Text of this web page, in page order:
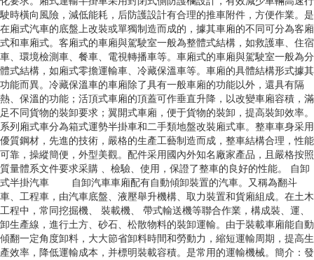
駛時橫向風險，減低能耗，后防護設計有合理的推車附件，方便作業。是
在廂式汽車的底盤上改裝或單獨制造而成的，據其車廂的不同可分為客廂
式和車廂式。客廂式的車廂與駕駛室一般為整體式結構，如救護車、住宿
車、環境檢測車、餐車、電視轉播車等。車廂式的車廂與駕駛室一般為分
體式結構，如廂式零擔運輸車、冷藏保溫車等。車廂的具體結構形式據其
功能而異。冷藏保溫車的車廂除了具有一般車廂的功能以外，還具有隔
熱、保溫的功能；活頂式車廂的頂蓋可作垂直升降，以改變車廂容積，滿
足不同貨物的裝卸要求；翼開式車廂，便于貨物的裝卸，提高裝卸效率。
系列廂式車分為箱式運勢半掛車和二手類地盤改裝廂式車。整車車身采用
優質鋼材，先進的技術，嚴格的生產工藝制造而成，整車結構合理，性能
可靠，操縱簡便，外型美觀。配件采用國內外知名廠家產品，且嚴格按照
質量體系文件要求采購 、檢驗、使用，保證了整車的良好的性能。 自卸
式半掛汽車 自卸汽車車廂配有自動傾卸裝置的汽車。又稱為翻斗
車、工程車，由汽車底盤、液壓舉升機構、取力裝置和貨廂組成。在土木
工程中，常同挖掘機、 裝載機、 帶式輸送機等聯合作業，構成裝、運、
卸生產線，進行土方、砂石、松散物料的裝卸運輸。由于裝載車廂能自動
傾翻一定角度卸料，大大節省卸料時間和勞動力，縮短運輸周期，提高生
產效率，降低運輸成本，并標明裝載容積。是常用的運輸機械。簡介：發